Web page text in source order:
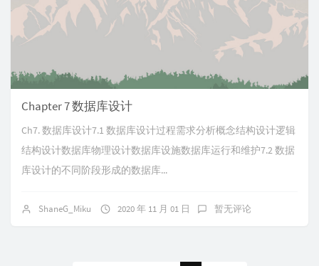
Chapter 7 数据库设计
Ch7. 数据库设计7.1 数据库设计过程需求分析概念结构设计逻辑
结构设计数据库物理设计数据库设施数据库运行和维护7.2 数据
库设计的不同阶段形成的数据库...
ShaneG_Miku 2020 年 11 月 01 日 暂无评论